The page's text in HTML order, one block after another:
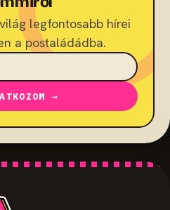
legfontosabb hírei
a postaládádba.
→